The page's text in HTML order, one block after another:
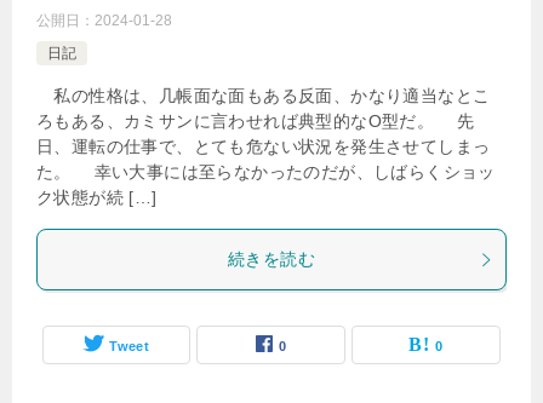
公開日： 2024-01-28
日記
私の性格は、几帳面な面もある反面、かなり適当なとこ
ろもある、カミサンに言わせれば典型的なO型だ。 先
日、運転の仕事で、とても危ない状況を発生させてしまっ
た。 幸い大事には至らなかったのだが、しばらくショッ
ク状態が続 […]
続きを読む
Tweet 0 0